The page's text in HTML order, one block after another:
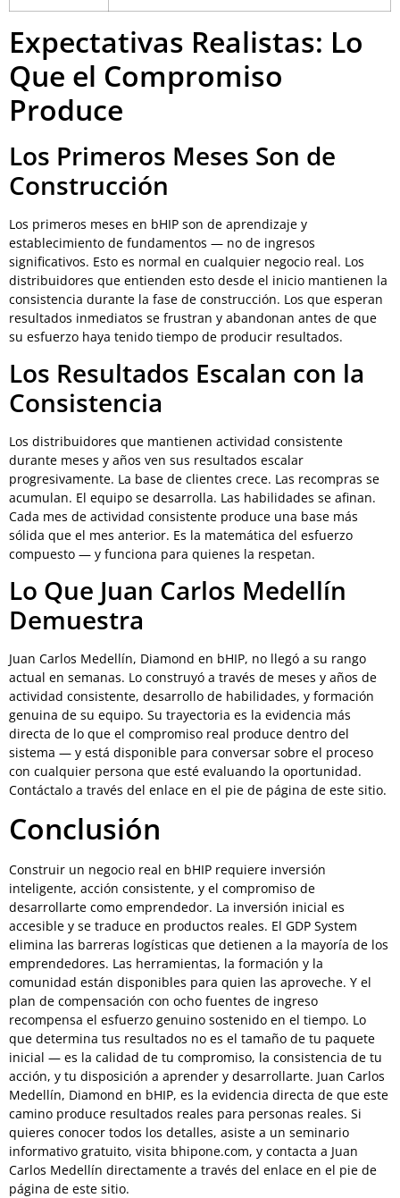
Expectativas Realistas: Lo
Que el Compromiso
Produce
Los Primeros Meses Son de
Construcción
Los primeros meses en bHIP son de aprendizaje y
establecimiento de fundamentos — no de ingresos
significativos. Esto es normal en cualquier negocio real. Los
distribuidores que entienden esto desde el inicio mantienen la
consistencia durante la fase de construcción. Los que esperan
resultados inmediatos se frustran y abandonan antes de que
su esfuerzo haya tenido tiempo de producir resultados.
Los Resultados Escalan con la
Consistencia
Los distribuidores que mantienen actividad consistente
durante meses y años ven sus resultados escalar
progresivamente. La base de clientes crece. Las recompras se
acumulan. El equipo se desarrolla. Las habilidades se afinan.
Cada mes de actividad consistente produce una base más
sólida que el mes anterior. Es la matemática del esfuerzo
compuesto — y funciona para quienes la respetan.
Lo Que Juan Carlos Medellín
Demuestra
Juan Carlos Medellín, Diamond en bHIP, no llegó a su rango
actual en semanas. Lo construyó a través de meses y años de
actividad consistente, desarrollo de habilidades, y formación
genuina de su equipo. Su trayectoria es la evidencia más
directa de lo que el compromiso real produce dentro del
sistema — y está disponible para conversar sobre el proceso
con cualquier persona que esté evaluando la oportunidad.
Contáctalo a través del enlace en el pie de página de este sitio.
Conclusión
Construir un negocio real en bHIP requiere inversión
inteligente, acción consistente, y el compromiso de
desarrollarte como emprendedor. La inversión inicial es
accesible y se traduce en productos reales. El GDP System
elimina las barreras logísticas que detienen a la mayoría de los
emprendedores. Las herramientas, la formación y la
comunidad están disponibles para quien las aproveche. Y el
plan de compensación con ocho fuentes de ingreso
recompensa el esfuerzo genuino sostenido en el tiempo. Lo
que determina tus resultados no es el tamaño de tu paquete
inicial — es la calidad de tu compromiso, la consistencia de tu
acción, y tu disposición a aprender y desarrollarte. Juan Carlos
Medellín, Diamond en bHIP, es la evidencia directa de que este
camino produce resultados reales para personas reales. Si
quieres conocer todos los detalles, asiste a un seminario
informativo gratuito, visita bhipone.com, y contacta a Juan
Carlos Medellín directamente a través del enlace en el pie de
página de este sitio.